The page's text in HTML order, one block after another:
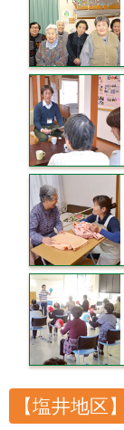
【塩井地区】